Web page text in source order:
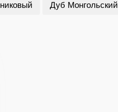
Дуб Монгольский